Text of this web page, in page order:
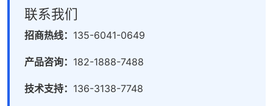
联系我们
招商热线： 135-6041-0649
产品咨询： 182-1888-7488
技术支持： 136-3138-7748